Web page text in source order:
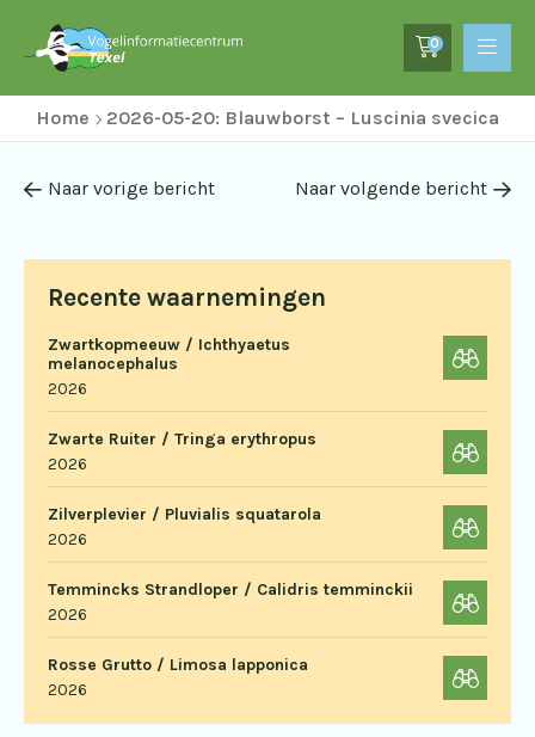
0
Home 2026-05-20: Blauwborst – Luscinia svecica
Recente waarnemingen
Zwartkopmeeuw / Ichthyaetus
melanocephalus
2026
Zwarte Ruiter / Tringa erythropus
2026
Zilverplevier / Pluvialis squatarola
2026
Temmincks Strandloper / Calidris temminckii
2026
Rosse Grutto / Limosa lapponica
2026
Naar vorige bericht Naar volgende bericht